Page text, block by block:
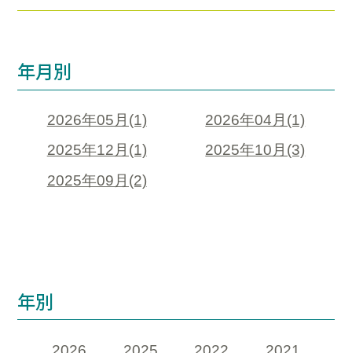
年月別
2026年05月(1)
2026年04月(1)
2025年12月(1)
2025年10月(3)
2025年09月(2)
年別